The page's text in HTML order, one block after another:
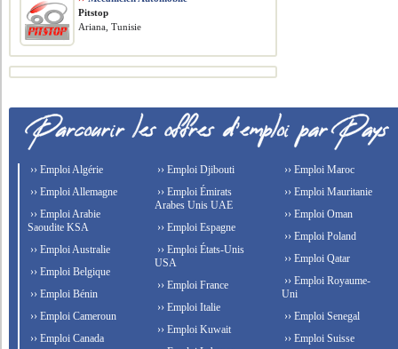
Pitstop
Ariana, Tunisie
›› Emploi Algérie
›› Emploi Allemagne
›› Emploi Arabie
Saoudite KSA
›› Emploi Australie
›› Emploi Belgique
›› Emploi Bénin
›› Emploi Cameroun
›› Emploi Canada
›› Emploi Djibouti
›› Emploi Émirats
Arabes Unis UAE
›› Emploi Espagne
›› Emploi États-Unis
USA
›› Emploi France
›› Emploi Italie
›› Emploi Kuwait
›› Emploi Maroc
›› Emploi Mauritanie
›› Emploi Oman
›› Emploi Poland
›› Emploi Qatar
›› Emploi Royaume-
Uni
›› Emploi Senegal
›› Emploi Suisse